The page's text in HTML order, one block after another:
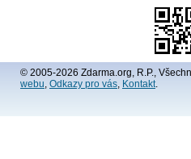
© 2005-2026 Zdarma.org, R.P.,
webu Odkazy pro vás Kontakt.